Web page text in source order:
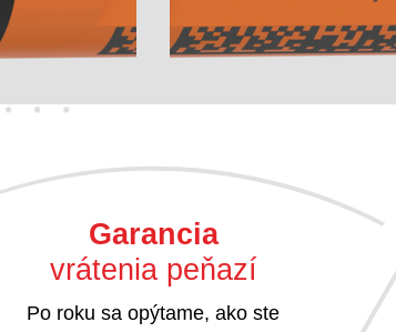
Garancia
vrátenia peňazí
Po roku sa opýtame, ako ste